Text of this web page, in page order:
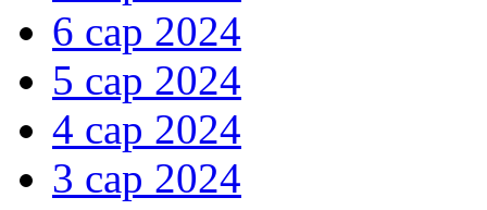
6 сар 2024
5 сар 2024
4 сар 2024
3 сар 2024